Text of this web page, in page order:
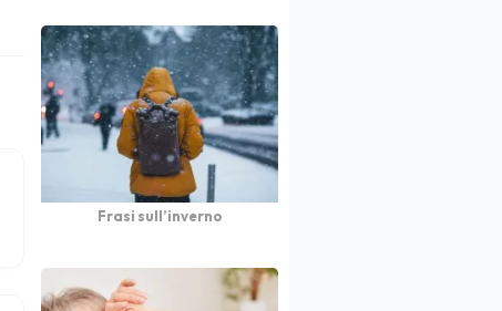
Frasi sull’inverno